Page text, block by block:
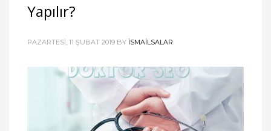
Yapılır?
PAZARTESI, 11 ŞUBAT 2019 BY ISMAILSALAR